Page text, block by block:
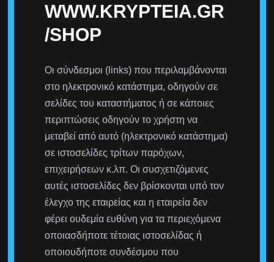
WWW.KRYPTEIA.GR
/SHOP
Οι σύνδεσμοι (links) που περιλαμβάνονται
στο ηλεκτρονικό κατάστημα, οδηγούν σε
σελίδες του καταστήματος ή σε κάποιες
περιπτώσεις οδηγούν το χρήστη να
μεταβεί από αυτό (ηλεκτρονικό κατάστημα)
σε ιστοσελίδες τρίτων παρόχων,
επιχειρήσεων κ.λπ. Οι συσχετιζόμενες
αυτές ιστοσελίδες δεν βρίσκονται υπό τον
έλεγχο της εταιρείας και η εταιρεία δεν
φέρει ουδεμία ευθύνη για τα περιεχόμενα
οποιασδήποτε τέτοιας ιστοσελίδας ή
οποιουδήποτε συνδέσμου που